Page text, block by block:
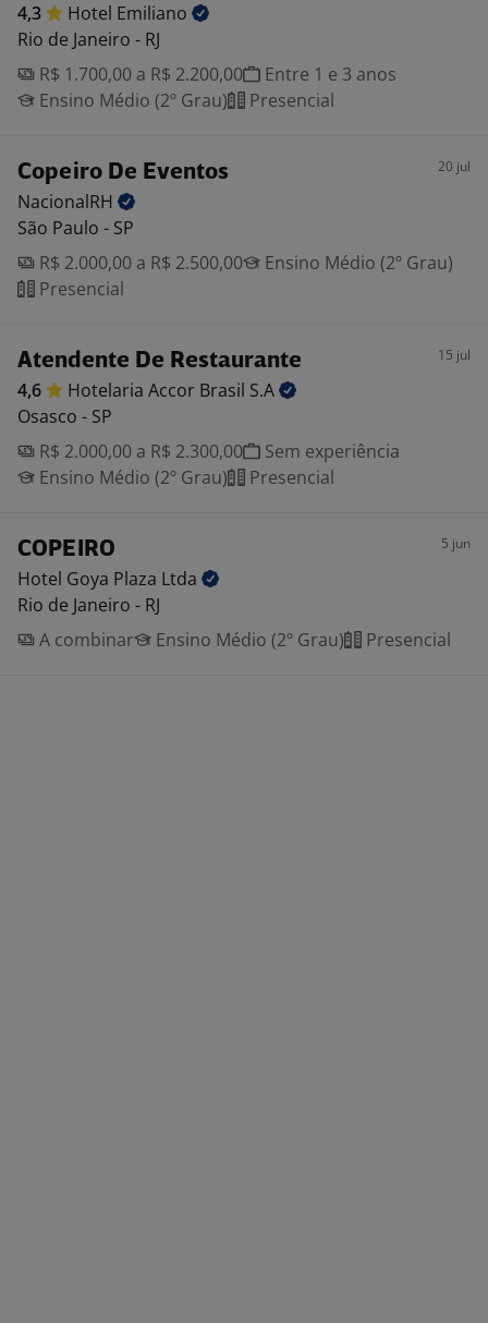
4,3 Hotel Emiliano
Rio de Janeiro - RJ
R$ 1.700,00 a R$ 2.200,00
Entre 1 e 3 anos
Ensino Médio (2º Grau)
Presencial
Copeiro De Eventos 20 jul
NacionalRH
São Paulo - SP
R$ 2.000,00 a R$ 2.500,00
Ensino Médio (2º Grau)
Presencial
Atendente De Restaurante 15 jul
4,6 Hotelaria Accor Brasil S.A
Osasco - SP
R$ 2.000,00 a R$ 2.300,00
Sem experiência
Ensino Médio (2º Grau)
Presencial
COPEIRO 5 jun
Hotel Goya Plaza Ltda
Rio de Janeiro - RJ
A combinar
Ensino Médio (2º Grau) Presencial